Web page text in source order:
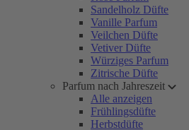
Sandelholz Düfte
Vanille Parfum
Veilchen Düfte
Vetiver Düfte
Würziges Parfum
Zitrische Düfte
Parfum nach Jahreszeit
Alle anzeigen
Frühlingsdüfte
Herbstdüfte